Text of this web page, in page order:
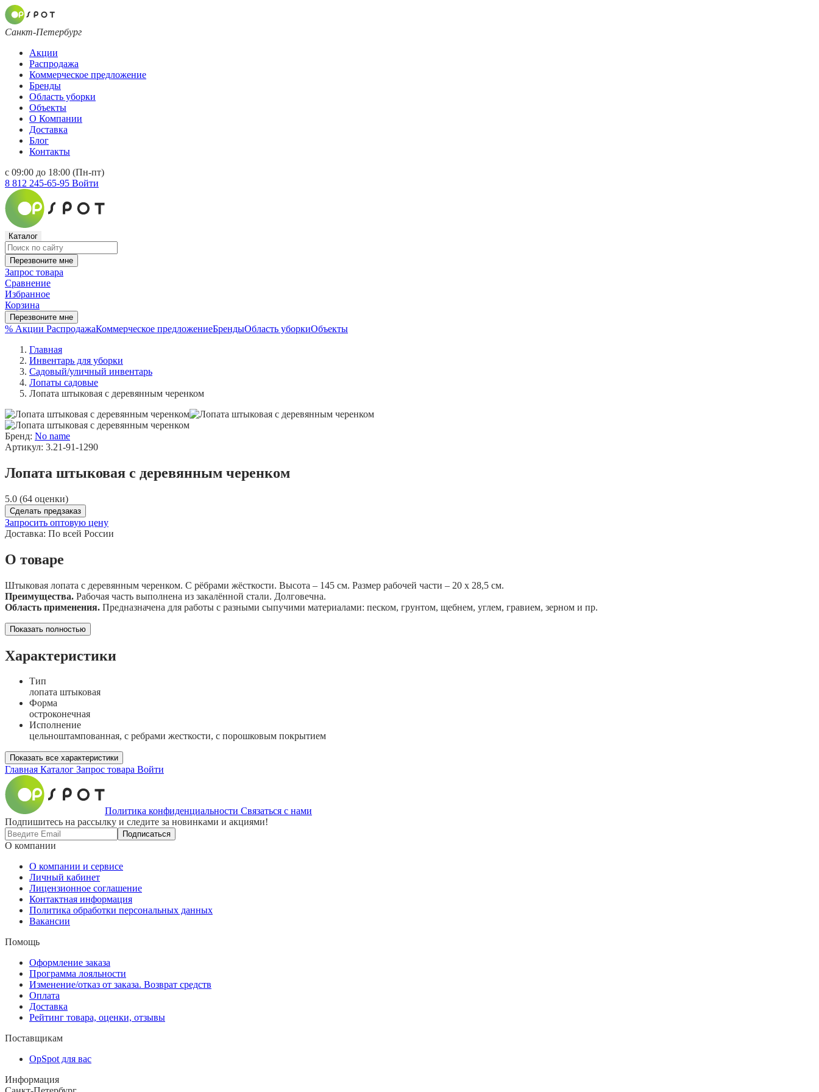
Санкт-Петербург
Акции
Распродажа
Коммерческое предложение
Бренды
Область уборки
Объекты
О Компании
Доставка
Блог
Контакты
с 09:00 до 18:00 (Пн-пт)
8 812 245-65-95 Войти
Каталог
Перезвоните мне
Запрос товара
Сравнение
Избранное
Корзина
Перезвоните мне
% Акции РаспродажаКоммерческое предложениеБрендыОбласть уборкиОбъекты
Главная
Инвентарь для уборки
Садовый/уличный инвентарь
Лопаты садовые
Лопата штыковая с деревянным черенком
Бренд: No name
Артикул: 3.21-91-1290
Лопата штыковая с деревянным черенком
5.0 (64 оценки)
Сделать предзаказ
Запросить оптовую цену
Доставка: По всей России
О товаре
Штыковая лопата с деревянным черенком. С рёбрами жёсткости. Высота – 145 см. Размер рабочей части – 20 х 28,5 см.
Преимущества. Рабочая часть выполнена из закалённой стали. Долговечна.
Область применения. Предназначена для работы с разными сыпучими материалами: песком, грунтом, щебнем, углем, гравием, зерном и пр.
Показать полностью
Характеристики
Тип
лопата штыковая
Форма
остроконечная
Исполнение
цельноштампованная, с ребрами жесткости, с порошковым покрытием
Показать все характеристики
Главная Каталог Запрос товара Войти
Политика конфиденциальности Связаться с нами
Подпишитесь на рассылку и следите за новинками и акциями!
Подписаться
О компании
О компании и сервисе
Личный кабинет
Лицензионное соглашение
Контактная информация
Политика обработки персональных данных
Вакансии
Помощь
Оформление заказа
Программа лояльности
Изменение/отказ от заказа. Возврат средств
Оплата
Доставка
Рейтинг товара, оценки, отзывы
Поставщикам
OpSpot для вас
Информация